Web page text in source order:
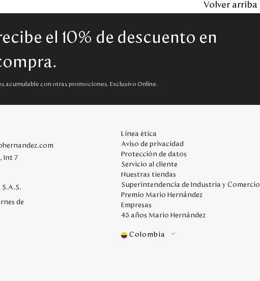
Volver arriba
el 10% de descuento en
acumulable con otras promociones. Exclusivo Online.
Int 7
de
Línea ética
Aviso de privacidad
Protección de datos
Servicio al cliente
Nuestras tiendas
Superintendencia de Industria y Comercio
Premio Mario Hernández
Empresas
45 años Mario Hernández
Colombia